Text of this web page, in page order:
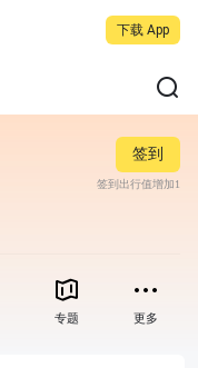
下载 App
签到
签到出行值增加1
专题 更多